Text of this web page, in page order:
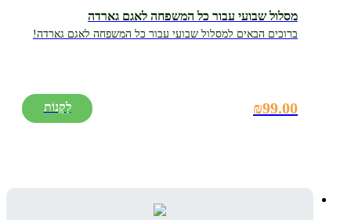
מסלול שבועי עבור כל המשפחה לאגם גארדה
ברוכים הבאים למסלול שבועי עבור כל המשפחה לאגם גארדה!
₪99.00